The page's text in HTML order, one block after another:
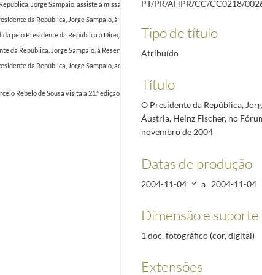
Jorge Sampaio, assiste à missa exequial de Sua Santidade o Papa João Paulo II,
da República, Jorge Sampaio, à Fundação Arpad Szenes - Vieira da Silva, por
pelo Presidente da República à Direção da UGT, a 22 de novembro de 2004
da República, Jorge Sampaio, à Reserva Natural do Sapal de Castro Marim e Vila
da República, Jorge Sampaio, ao Porto e a Matosinhos, a 27 de novembro de 2004
Rebelo de Sousa visita a 21.ª edição da Vindouro | Wine and History, Festa
PT/PR/AHPR/CC/CC0218/
Tipo de título
Atribuído
Título
O Presidente da República,
Áustria, Heinz Fischer, no
novembro de 2004
Datas de produção
2004-11-04 a 2004-11-04
Dimensão e suporte
1 doc. fotográfico (cor, digital)
Extensões